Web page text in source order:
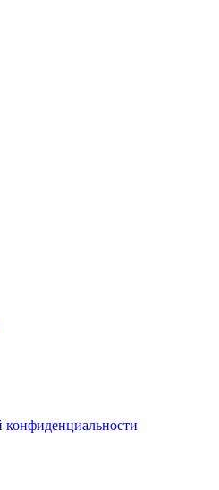
конфиденциальности